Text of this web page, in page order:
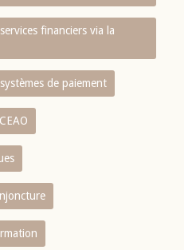
financiers via la
de paiement